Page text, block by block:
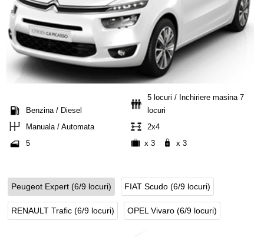
Benzina / Diesel
5 locuri / Inchiriere masina 7
locuri
Manuala / Automata
2x4
5
x 3 x 3
Peugeot Expert (6/9 locuri) FIAT Scudo (6/9 locuri)
RENAULT Trafic (6/9 locuri) OPEL Vivaro (6/9 locuri)